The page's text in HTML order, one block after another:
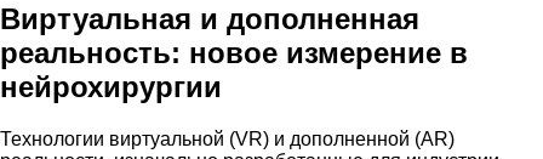
Виртуальная и дополненная
реальность: новое измерение в
нейрохирургии
Технологии виртуальной (VR) и дополненной (AR)